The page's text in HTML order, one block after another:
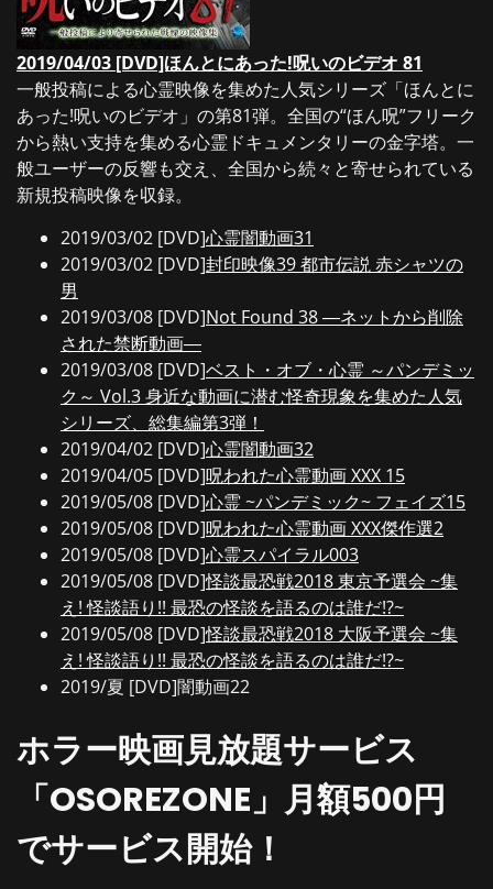
2019/04/03 [DVD]ほんとにあった!呪いのビデオ 81
一般投稿による心霊映像を集めた人気シリーズ「ほんとに
あった!呪いのビデオ」の第81弾。全国の“ほん呪”フリーク
から熱い支持を集める心霊ドキュメンタリーの金字塔。一
般ユーザーの反響も交え、全国から続々と寄せられている
新規投稿映像を収録。
2019/03/02 [DVD]心霊闇動画31
2019/03/02 [DVD]封印映像39 都市伝説 赤シャツの
男
2019/03/08 [DVD]Not Found 38 ―ネットから削除
された禁断動画―
2019/03/08 [DVD]ベスト・オブ・心霊 ～パンデミッ
ク～ Vol.3 身近な動画に潜む怪奇現象を集めた人気
シリーズ、総集編第3弾！
2019/04/02 [DVD]心霊闇動画32
2019/04/05 [DVD]呪われた心霊動画 XXX 15
2019/05/08 [DVD]心霊 ~パンデミック~ フェイズ15
2019/05/08 [DVD]呪われた心霊動画 XXX傑作選2
2019/05/08 [DVD]心霊スパイラル003
2019/05/08 [DVD]怪談最恐戦2018 東京予選会 ~集
え! 怪談語り!! 最恐の怪談を語るのは誰だ!?~
2019/05/08 [DVD]怪談最恐戦2018 大阪予選会 ~集
え! 怪談語り!! 最恐の怪談を語るのは誰だ!?~
2019/夏 [DVD]闇動画22
ホラー映画見放題サービス
「OSOREZONE」月額500円
でサービス開始！